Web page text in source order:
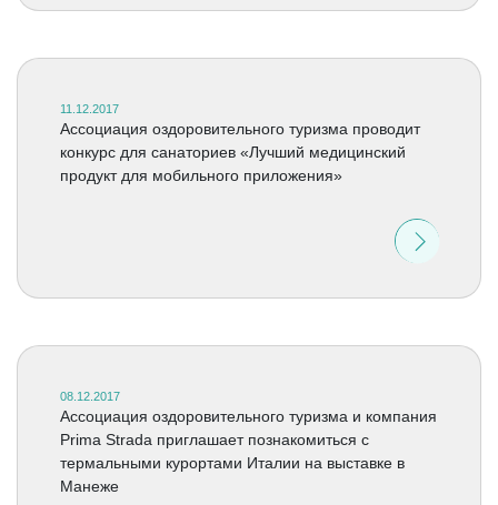
11.12.2017
Ассоциация оздоровительного туризма проводит
конкурс для санаториев «Лучший медицинский
продукт для мобильного приложения»
08.12.2017
Ассоциация оздоровительного туризма и компания
Prima Strada приглашает познакомиться с
термальными курортами Италии на выставке в
Манеже